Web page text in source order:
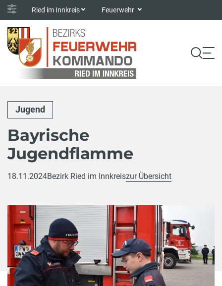
Ried im Innkreis Feuerwehr
Jugend
Bayrische
Jugendflamme
18.11.2024Bezirk Ried im Innkreiszur Übersicht